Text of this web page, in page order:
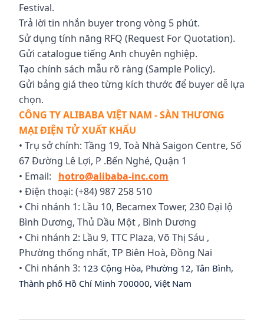
Festival.
Trả lời tin nhắn buyer trong vòng 5 phút.
Sử dụng tính năng RFQ (Request For Quotation).
Gửi catalogue tiếng Anh chuyên nghiệp.
Tạo chính sách mẫu rõ ràng (Sample Policy).
Gửi bảng giá theo từng kích thước để buyer dễ lựa
chọn.
CÔNG TY ALIBABA VIỆT NAM - SÀN THƯƠNG
MẠI ĐIỆN TỬ XUẤT KHẨU
• Trụ sở chính: Tầng 19, Toà Nhà Saigon Centre, Số
67 Đường Lê Lợi, P .Bến Nghé, Quận 1
• Email: hotro@alibaba-inc.com
• Điện thoại: (+84) 987 258 510
• Chi nhánh 1: Lầu 10, Becamex Tower, 230 Đại lộ
Bình Dương, Thủ Dầu Một , Bình Dương
• Chi nhánh 2: Lầu 9, TTC Plaza, Võ Thị Sáu ,
Phường thống nhất, TP Biên Hoà, Đồng Nai
• Chi nhánh 3: 123 Cộng Hòa, Phường 12, Tân Bình,
Thành phố Hồ Chí Minh 700000, Việt Nam